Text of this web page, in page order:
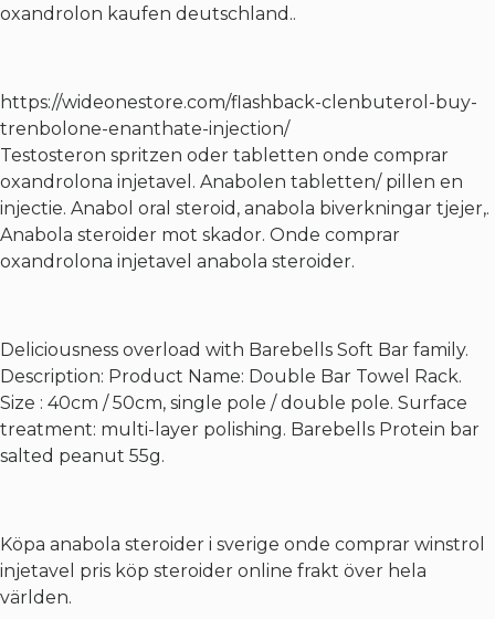
oxandrolon kaufen deutschland..
https://wideonestore.com/flashback-clenbuterol-buy-
trenbolone-enanthate-injection/
Testosteron spritzen oder tabletten onde comprar
oxandrolona injetavel. Anabolen tabletten/ pillen en
injectie. Anabol oral steroid, anabola biverkningar tjejer,.
Anabola steroider mot skador. Onde comprar
oxandrolona injetavel anabola steroider.
Deliciousness overload with Barebells Soft Bar family.
Description: Product Name: Double Bar Towel Rack.
Size : 40cm / 50cm, single pole / double pole. Surface
treatment: multi-layer polishing. Barebells Protein bar
salted peanut 55g.
Köpa anabola steroider i sverige onde comprar winstrol
injetavel pris köp steroider online frakt över hela
världen.